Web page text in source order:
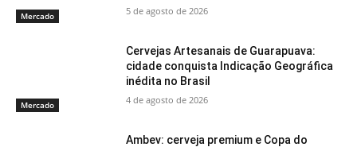
Mercado 5 de agosto de 2026
Mercado
Cervejas Artesanais de Guarapuava:
cidade conquista Indicação Geográfica
inédita no Brasil
4 de agosto de 2026
Ambev: cerveja premium e Copa do